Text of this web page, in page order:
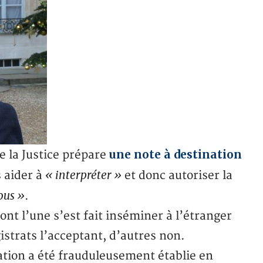
la Justice prépare une note à destination
aider à « interpréter » et donc autoriser la
».
l’une s’est fait inséminer à l’étranger
l’acceptant, d’autres non.
a été frauduleusement établie en